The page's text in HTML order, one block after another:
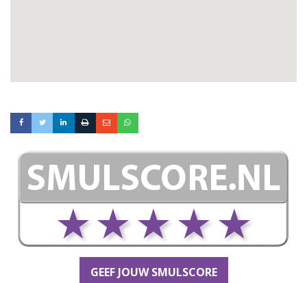
GEEF JOUW SMULSCORE